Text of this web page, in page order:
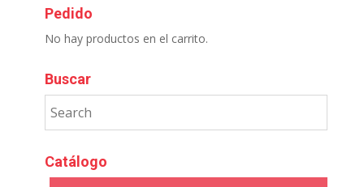
Pedido
No hay productos en el carrito.
Buscar
Catálogo